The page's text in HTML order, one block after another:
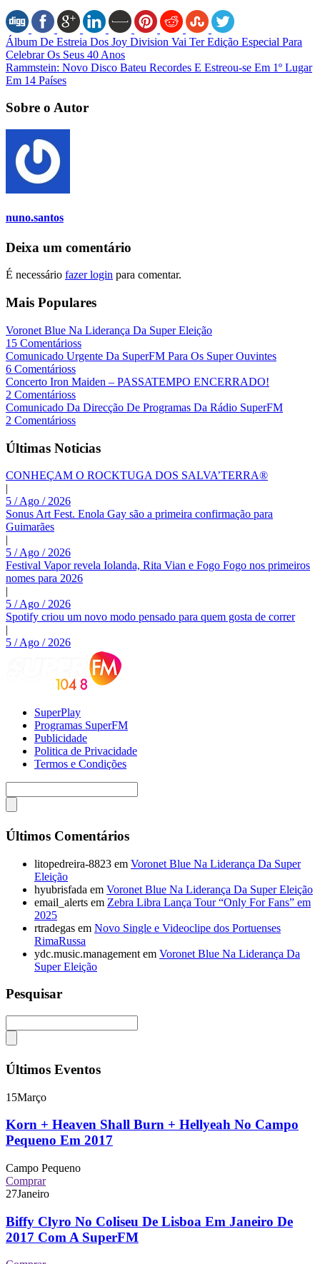
Álbum De Estreia Dos Joy Division Vai Ter Edição Especial Para
Celebrar Os Seus 40 Anos
Rammstein: Novo Disco Bateu Recordes E Estreou-se Em 1º Lugar
Em 14 Países
Sobre o Autor
nuno.santos
Deixa um comentário
É necessário fazer login para comentar.
Mais Populares
Voronet Blue Na Liderança Da Super Eleição
15 Comentárioss
Comunicado Urgente Da SuperFM Para Os Super Ouvintes
6 Comentárioss
Concerto Iron Maiden – PASSATEMPO ENCERRADO!
2 Comentárioss
Comunicado Da Direcção De Programas Da Rádio SuperFM
2 Comentárioss
Últimas Noticias
CONHEÇAM O ROCKTUGA DOS SALVA’TERRA®
|
5 / Ago / 2026
Sonus Art Fest. Enola Gay são a primeira confirmação para
Guimarães
|
5 / Ago / 2026
Festival Vapor revela Iolanda, Rita Vian e Fogo Fogo nos primeiros
nomes para 2026
|
5 / Ago / 2026
Spotify criou um novo modo pensado para quem gosta de correr
|
5 / Ago / 2026
SuperPlay
Programas SuperFM
Publicidade
Politica de Privacidade
Termos e Condições
Últimos Comentários
litopedreira-8823 em Voronet Blue Na Liderança Da Super
Eleição
hyubrisfada em Voronet Blue Na Liderança Da Super Eleição
email_alerts em Zebra Libra Lança Tour “Only For Fans” em
2025
rtradegas em Novo Single e Videoclipe dos Portuenses
RimaRussa
ydc.music.management em Voronet Blue Na Liderança Da
Super Eleição
Pesquisar
Últimos Eventos
15Março
Korn + Heaven Shall Burn + Hellyeah No Campo
Pequeno Em 2017
Campo Pequeno
Comprar
27Janeiro
Biffy Clyro No Coliseu De Lisboa Em Janeiro De
2017 Com A SuperFM